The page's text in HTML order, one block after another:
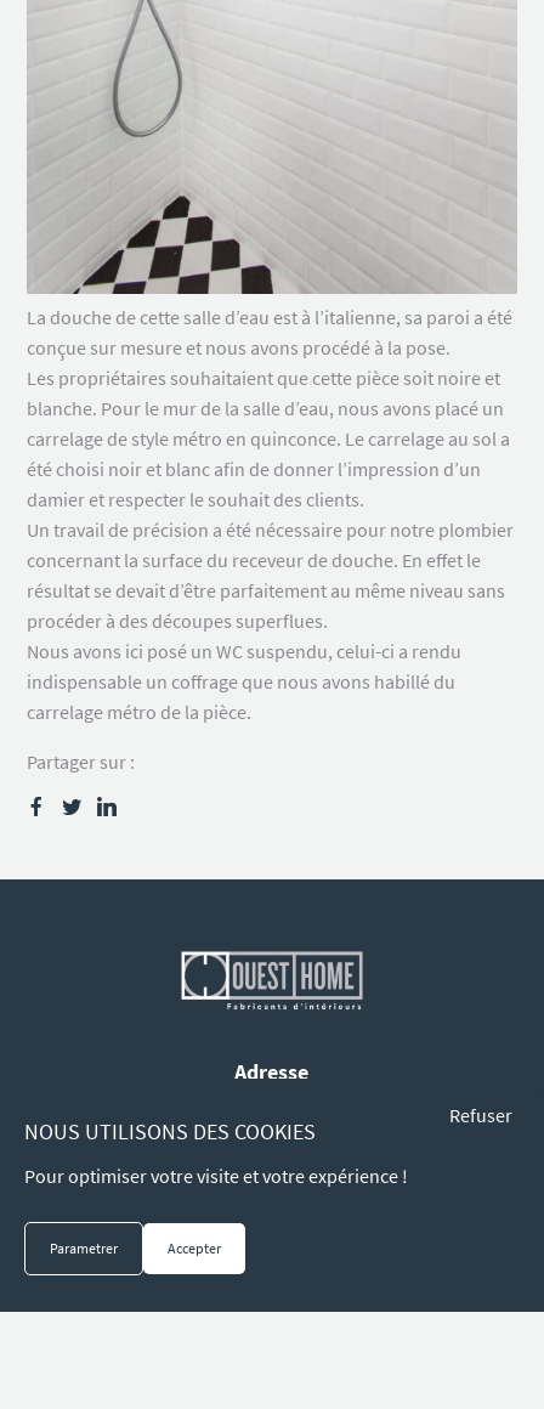
La douche de cette salle d’eau est à l’italienne, sa paroi a été
conçue sur mesure et nous avons procédé à la pose.
Les propriétaires souhaitaient que cette pièce soit noire et
blanche. Pour le mur de la salle d’eau, nous avons placé un
carrelage de style métro en quinconce. Le carrelage au sol a
été choisi noir et blanc afin de donner l’impression d’un
damier et respecter le souhait des clients.
Un travail de précision a été nécessaire pour notre plombier
concernant la surface du receveur de douche. En effet le
résultat se devait d’être parfaitement au même niveau sans
procéder à des découpes superflues.
Nous avons ici posé un WC suspendu, celui-ci a rendu
indispensable un coffrage que nous avons habillé du
carrelage métro de la pièce.
Partager sur :
Adresse
Contact
Refuser
NOUS UTILISONS DES COOKIES
Pour optimiser votre visite et votre expérience !
Parametrer Accepter